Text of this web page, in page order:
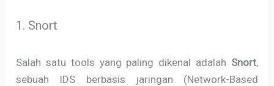
1. Snort
Salah satu tools yang paling dikenal adalah Snort,
sebuah IDS berbasis jaringan (Network-Based